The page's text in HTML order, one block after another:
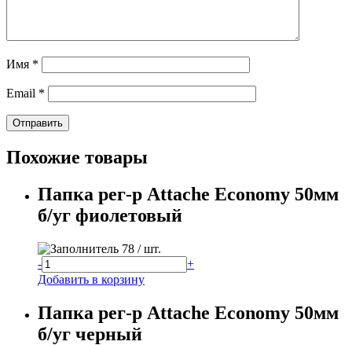
Имя *
Email *
Похожие товары
Папка рег-р Attache Economy 50мм
б/уг фиолетовый
78 / шт.
-
+
Добавить в корзину
Папка рег-р Attache Economy 50мм
б/уг черный